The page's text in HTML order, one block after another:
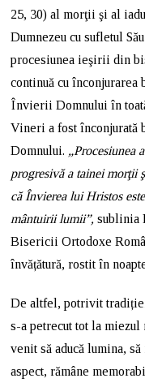
25, 30) al morţii şi al
Dumnezeu cu sufletul
procesiunea ieşirii din
continuă cu
Învierii Domnului în
Vineri a fost înconjurată
Domnului. „Procesiunea
progresivă a tainei morţii
că Învierea lui Hristos
mântuirii lumii”,sublinia
Bisericii Ortodoxe
învățătură, rostit în
De altfel, potrivit
s-a petrecut tot la miezul
venit să aducă lumina,
aspect, rămâne